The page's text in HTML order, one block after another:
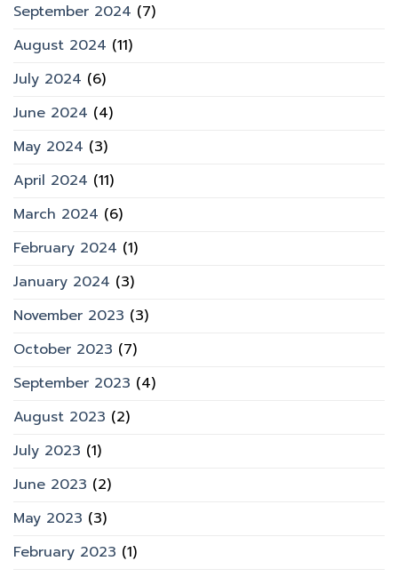
September 2024 (7)
August 2024 (11)
July 2024 (6)
June 2024 (4)
May 2024 (3)
April 2024 (11)
March 2024 (6)
February 2024 (1)
January 2024 (3)
November 2023 (3)
October 2023 (7)
September 2023 (4)
August 2023 (2)
July 2023 (1)
June 2023 (2)
May 2023 (3)
February 2023 (1)